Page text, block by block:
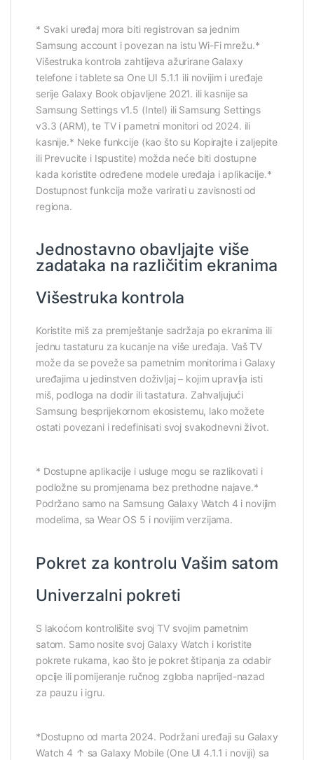
* Svaki uređaj mora biti registrovan sa jednim
Samsung account i povezan na istu Wi-Fi mrežu.*
Višestruka kontrola zahtijeva ažurirane Galaxy
telefone i tablete sa One UI 5.1.1 ili novijim i uređaje
serije Galaxy Book objavljene 2021. ili kasnije sa
Samsung Settings v1.5 (Intel) ili Samsung Settings
v3.3 (ARM), te TV i pametni monitori od 2024. ili
kasnije.* Neke funkcije (kao što su Kopirajte i zaljepite
ili Prevucite i Ispustite) možda neće biti dostupne
kada koristite određene modele uređaja i aplikacije.*
Dostupnost funkcija može varirati u zavisnosti od
regiona.
Jednostavno obavljajte više
zadataka na različitim ekranima
Višestruka kontrola
Koristite miš za premještanje sadržaja po ekranima ili
jednu tastaturu za kucanje na više uređaja. Vaš TV
može da se poveže sa pametnim monitorima i Galaxy
uređajima u jedinstven doživljaj – kojim upravlja isti
miš, podloga na dodir ili tastatura. Zahvaljujući
Samsung besprijekornom ekosistemu, lako možete
ostati povezani i redefinisati svoj svakodnevni život.
* Dostupne aplikacije i usluge mogu se razlikovati i
podložne su promjenama bez prethodne najave.*
Podržano samo na Samsung Galaxy Watch 4 i novijim
modelima, sa Wear OS 5 i novijim verzijama.
Pokret za kontrolu Vašim satom
Univerzalni pokreti
S lakoćom kontrolišite svoj TV svojim pametnim
satom. Samo nosite svoj Galaxy Watch i koristite
pokrete rukama, kao što je pokret štipanja za odabir
opcije ili pomijeranje ručnog zgloba naprijed-nazad
za pauzu i igru.
*Dostupno od marta 2024. Podržani uređaji su Galaxy
Watch 4 ↑ sa Galaxy Mobile (One UI 4.1.1 i noviji) sa